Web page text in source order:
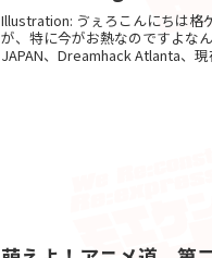
Illustration: ゔぇろこんにちは格
が、特に今がお熱なのですよな
JAPAN、Dreamhack Atlanta、